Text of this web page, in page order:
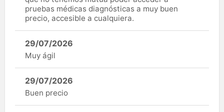
pruebas médicas diagnósticas a muy buen
precio, accesible a cualquiera.
29/07/2026
Muy ágil
29/07/2026
Buen precio